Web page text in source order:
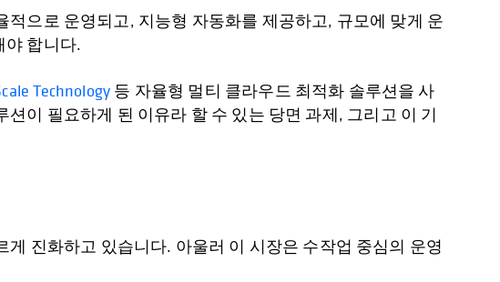
으로 운영되고, 지능형 자동화를 제공하고, 규모에 맞게 운
합니다.
Technology 등 자율형 멀티 클라우드 최적화 솔루션을 사
이 필요하게 된 이유라 할 수 있는 당면 과제, 그리고 이 기
진화하고 있습니다. 아울러 이 시장은 수작업 중심의 운영